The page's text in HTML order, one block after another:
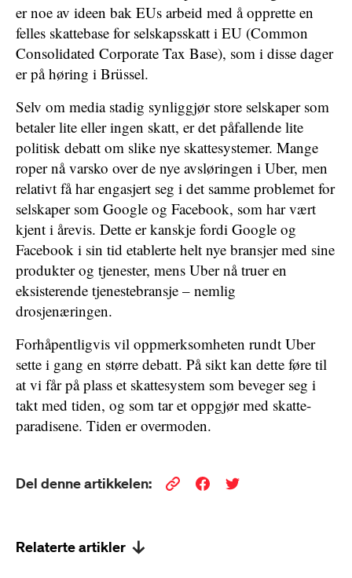
er noe av ideen bak EUs arbeid med å opprette en
felles skattebase for selskapsskatt i EU (Common
Consolidated Corporate Tax Base), som i disse dager
er på høring i Brüssel.
Selv om media stadig synliggjør store selskaper som
betaler lite eller ingen skatt, er det påfallende lite
politisk debatt om slike nye skattesystemer. Mange
roper nå varsko over de nye avsløringen i Uber, men
relativt få har engasjert seg i det samme problemet for
selskaper som Google og Facebook, som har vært
kjent i årevis. Dette er kanskje fordi Google og
Facebook i sin tid etablerte helt nye bransjer med sine
produkter og tjenester, mens Uber nå truer en
eksisterende tjenestebransje – nemlig
drosjenæringen.
Forhåpentligvis vil oppmerksomheten rundt Uber
sette i gang en større debatt. På sikt kan dette føre til
at vi får på plass et skattesystem som beveger seg i
takt med tiden, og som tar et oppgjør med skatte-
paradisene. Tiden er overmoden.
Del denne artikkelen:
Relaterte artikler